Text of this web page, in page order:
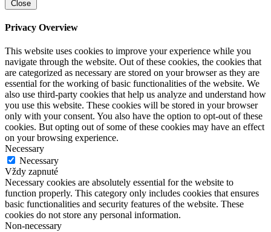
Close
Privacy Overview
This website uses cookies to improve your experience while you
navigate through the website. Out of these cookies, the cookies that
are categorized as necessary are stored on your browser as they are
essential for the working of basic functionalities of the website. We
also use third-party cookies that help us analyze and understand how
you use this website. These cookies will be stored in your browser
only with your consent. You also have the option to opt-out of these
cookies. But opting out of some of these cookies may have an effect
on your browsing experience.
Necessary
Necessary
Vždy zapnuté
Necessary cookies are absolutely essential for the website to
function properly. This category only includes cookies that ensures
basic functionalities and security features of the website. These
cookies do not store any personal information.
Non-necessary